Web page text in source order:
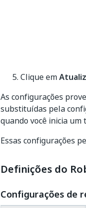
Clique em
As configurações
substituídas pela
quando você inicia
Essas configurações
Definições do
Configurações de